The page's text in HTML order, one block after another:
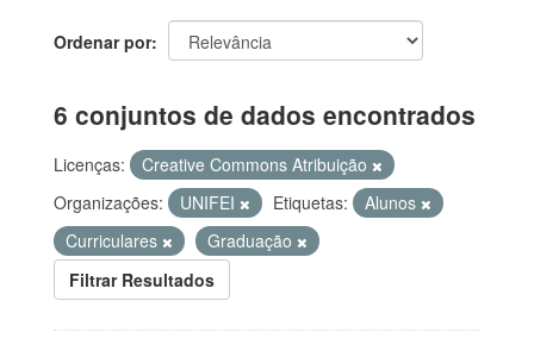
Ordenar por
6 conjuntos de dados encontrados
Licenças:
Creative Commons Atribuição
Organizações:
UNIFEI Etiquetas:
Alunos
Curriculares
Graduação
Filtrar Resultados